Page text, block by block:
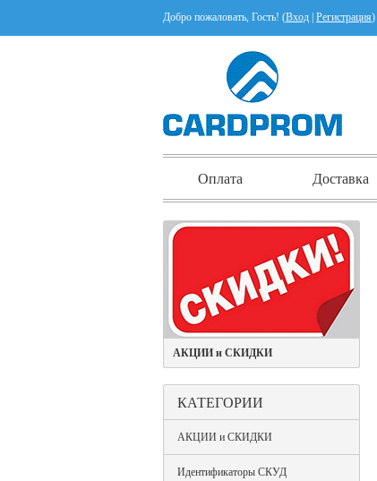
Добро пожаловать, Гость! (Вход Регистрация)
Оплата Доставка
АКЦИИ и СКИДКИ
КАТЕГОРИИ
АКЦИИ и СКИДКИ
Идентификаторы СКУД